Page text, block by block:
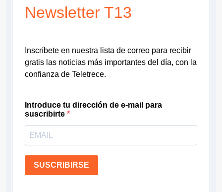
Newsletter T13
Inscríbete en nuestra lista de correo para recibir
gratis las noticias más importantes del día, con la
confianza de Teletrece.
Introduce tu dirección de e-mail para
suscribirte
SUSCRIBIRSE